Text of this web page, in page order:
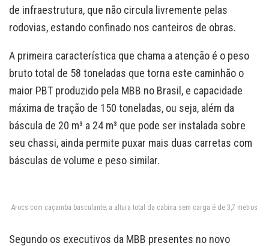
de infraestrutura, que não circula livremente pelas
rodovias, estando confinado nos canteiros de obras.
A primeira característica que chama a atenção é o peso
bruto total de 58 toneladas que torna este caminhão o
maior PBT produzido pela MBB no Brasil, e capacidade
máxima de tração de 150 toneladas, ou seja, além da
báscula de 20 m³ a 24 m³ que pode ser instalada sobre
seu chassi, ainda permite puxar mais duas carretas com
básculas de volume e peso similar.
Arocs com caçamba basculante; a altura total da cabina sem carga é de 3,7 metros
Segundo os executivos da MBB presentes no novo